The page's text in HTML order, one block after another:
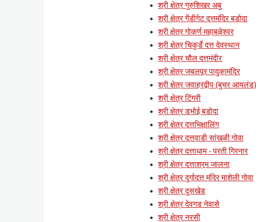
श्री क्षेत्र गुरुशिखर अबु
श्री क्षेत्र गेंडीगेट दत्तमंदिर बडोदा
श्री क्षेत्र गोकर्ण महाबळेश्वर
श्री क्षेत्र चिकुर्डे दत्त देवस्थान
श्री क्षेत्र चौल दत्तमंदीर
श्री क्षेत्र जबलपूर पादुकामंदिर
श्री क्षेत्र जवाहरद्वीप (बुचर आयलंड)
श्री क्षेत्र टिंगरी
श्री क्षेत्र डभोई बडोदा
श्री क्षेत्र दत्तभिक्षालिंग
श्री क्षेत्र दत्तवाडी सांखळी गोवा
श्री क्षेत्र दत्ताधाम - प्रती गिरनार
श्री क्षेत्र दत्ताश्रम जालना
श्री क्षेत्र दुर्गादत्त मंदिर माशेली गोवा
श्री क्षेत्र दुसखेड
श्री क्षेत्र देवगड नेवासे
श्री क्षेत्र नरसी